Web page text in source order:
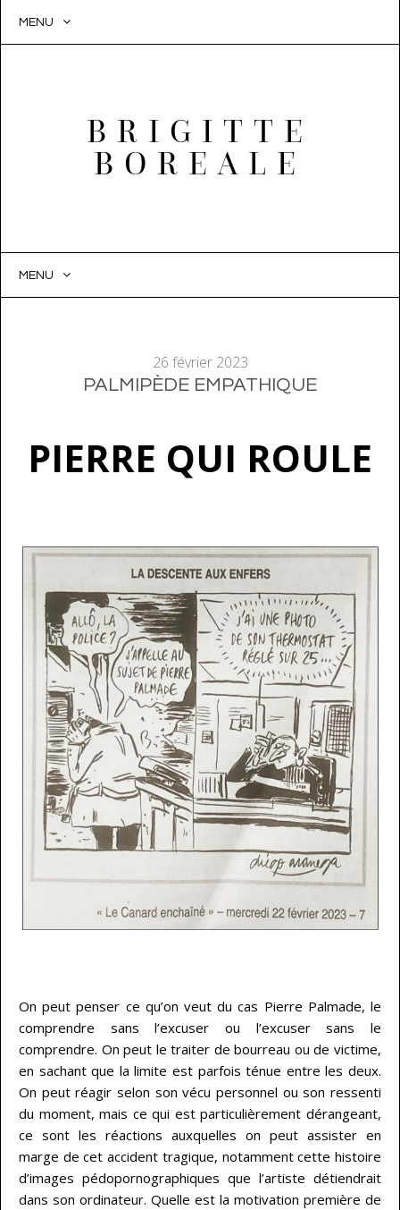
MENU
BRIGITTE
BOREALE
MENU
26 février 2023
PALMIPÈDE EMPATHIQUE
PIERRE QUI ROULE
On peut penser ce qu’on veut du cas Pierre Palmade, le
comprendre sans l’excuser ou l’excuser sans le
comprendre. On peut le traiter de bourreau ou de victime,
en sachant que la limite est parfois ténue entre les deux.
On peut réagir selon son vécu personnel ou son ressenti
du moment, mais ce qui est particulièrement dérangeant,
ce sont les réactions auxquelles on peut assister en
marge de cet accident tragique, notamment cette histoire
d’images pédopornographiques que l’artiste détiendrait
dans son ordinateur. Quelle est la motivation première de